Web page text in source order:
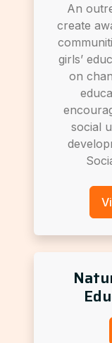
An
create
girls’
on
social